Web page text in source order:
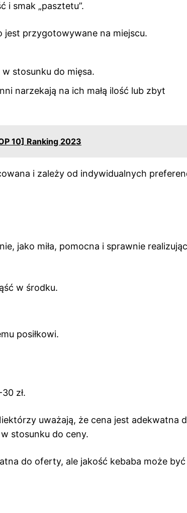
i smak „pasztetu”.
jest przygotowywane na miejscu.
stosunku do mięsa.
narzekają na ich małą ilość lub zbyt
10] Ranking 2023
i zależy od indywidualnych
jako miła, pomocna i sprawnie
w środku.
posiłkowi.
zł.
uważają, że cena jest adekwatna
stosunku do ceny.
do oferty, ale jakość kebaba może być